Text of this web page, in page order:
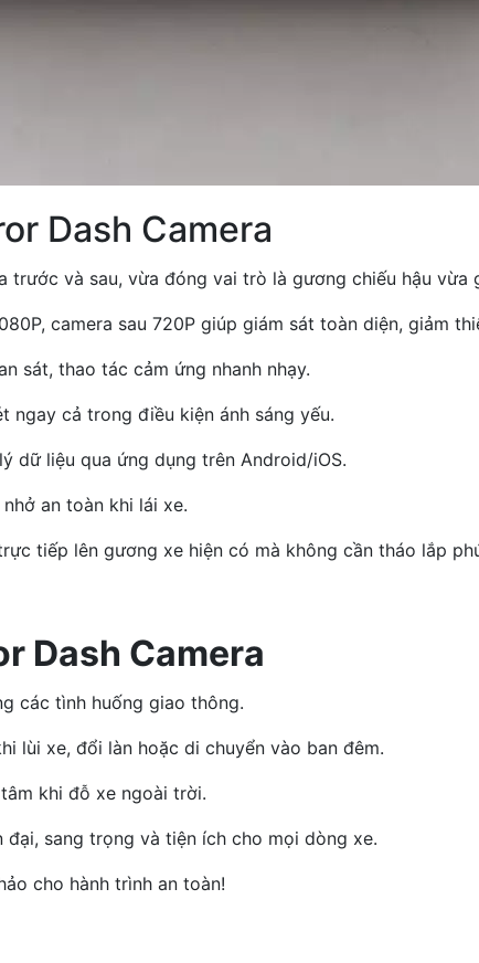
Dash Camera
và sau, vừa đóng vai trò là gương chiếu hậu vừa
camera sau 720P giúp giám sát toàn diện, giảm
sát, thao tác cảm ứng nhanh nhạy.
ngay cả trong điều kiện ánh sáng yếu.
dữ liệu qua ứng dụng trên Android/iOS.
an toàn khi lái xe.
tiếp lên gương xe hiện có mà không cần tháo lắp
Dash Camera
các tình huống giao thông.
lùi xe, đổi làn hoặc di chuyển vào ban đêm.
khi đỗ xe ngoài trời.
đại, sang trọng và tiện ích cho mọi dòng xe.
cho hành trình an toàn!